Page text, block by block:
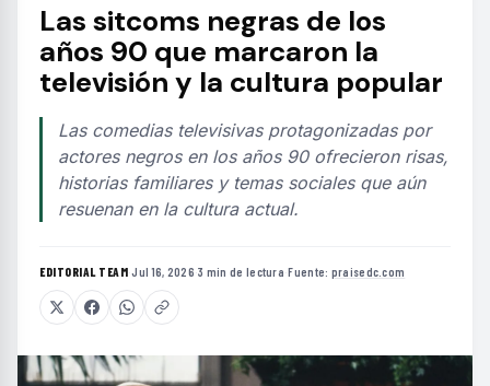
Las sitcoms negras de los
años 90 que marcaron la
televisión y la cultura popular
Las comedias televisivas protagonizadas por
actores negros en los años 90 ofrecieron risas,
historias familiares y temas sociales que aún
resuenan en la cultura actual.
EDITORIAL TEAM·Jul 16, 2026·3 min de lectura·Fuente: praisedc.com